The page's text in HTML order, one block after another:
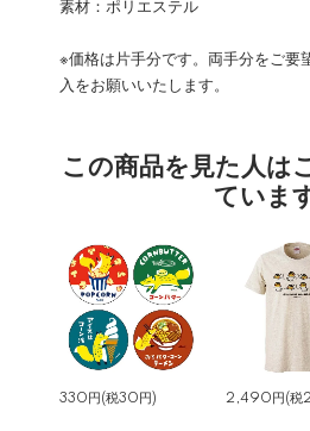
素材：ポリエステル
※価格は片手分です。両手分をご要
入をお願いいたします。
この商品を見た人は
ていま
330円(税30円) 2,490円(税